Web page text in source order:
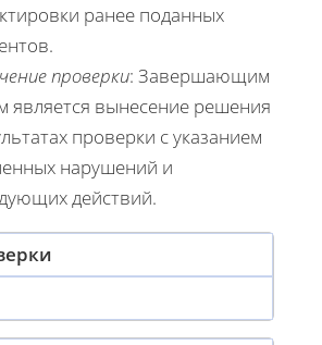
ранее поданных
проверки: Завершающим
является вынесение решения
проверки с указанием
нарушений и
действий.